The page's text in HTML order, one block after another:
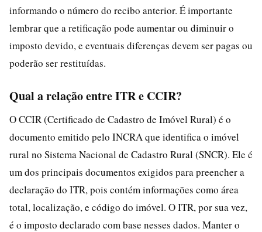
informando o número do recibo anterior. É importante
lembrar que a retificação pode aumentar ou diminuir o
imposto devido, e eventuais diferenças devem ser pagas ou
poderão ser restituídas.
Qual a relação entre ITR e CCIR?
O CCIR (Certificado de Cadastro de Imóvel Rural) é o
documento emitido pelo INCRA que identifica o imóvel
rural no Sistema Nacional de Cadastro Rural (SNCR). Ele é
um dos principais documentos exigidos para preencher a
declaração do ITR, pois contém informações como área
total, localização, e código do imóvel. O ITR, por sua vez,
é o imposto declarado com base nesses dados. Manter o